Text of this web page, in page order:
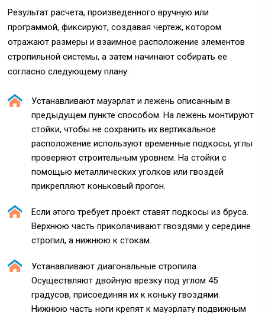
Результат расчета, произведенного вручную или
программой, фиксируют, создавая чертеж, котором
отражают размеры и взаимное расположение элементов
стропильной системы, а затем начинают собирать ее
согласно следующему плану:
Устанавливают мауэрлат и лежень описанным в
предыдущем пункте способом. На лежень монтируют
стойки, чтобы не сохранить их вертикальное
расположение используют временные подкосы, углы
проверяют строительным уровнем. На стойки с
помощью металлических уголков или гвоздей
прикрепляют коньковый прогон.
Если этого требует проект ставят подкосы из бруса.
Верхнюю часть приколачивают гвоздями у середине
стропил, а нижнюю к стокам.
Устанавливают диагональные стропила.
Осуществляют двойную врезку под углом 45
градусов, присоединяя их к коньку гвоздями.
Нижнюю часть ноги крепят к мауэрлату подвижным